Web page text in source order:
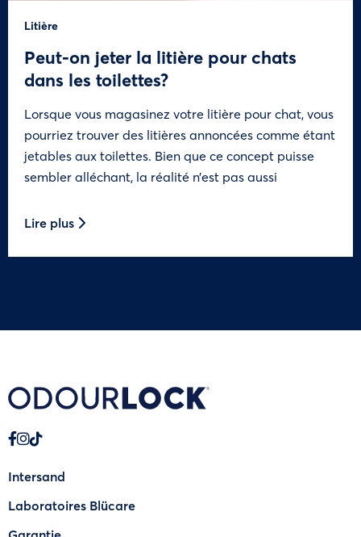
Litière
Peut-on jeter la litière pour chats
dans les toilettes?
Lorsque vous magasinez votre litière pour chat, vous
pourriez trouver des litières annoncées comme étant
jetables aux toilettes. Bien que ce concept puisse
sembler alléchant, la réalité n’est pas aussi
Lire plus
Intersand
Laboratoires Blücare